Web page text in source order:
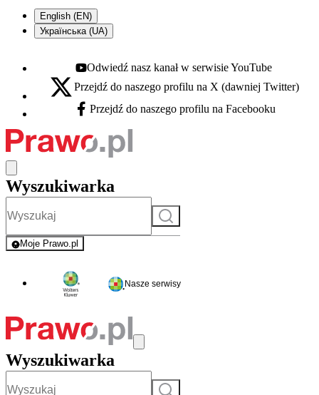
English (EN)
Українська (UA)
Youtube - otwiera się w nowej karcie
Odwiedź nasz kanał w serwisie YouTube
X - otwiera się w nowej karcie
Przejdź do naszego profilu na X (dawniej Twitter)
Facebook - otwiera się w nowej karcie
Przejdź do naszego profilu na Facebooku
Wyszukiwarka
Szukaj
Moje Prawo.pl
- rejestracja i logowanie do serwisu
Nasze serwisy
Wyszukiwarka
Szukaj